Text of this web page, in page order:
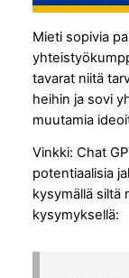
Mieti sopivia
tavarat niitä
heihin ja sovi
muutamia
Vinkki: Chat
potentiaalisia
kysymällä siltä
kysymyksellä: